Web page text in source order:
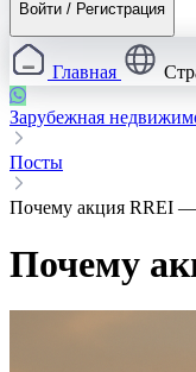
Войти / Регистрация
Главная
Зарубежная
Посты
Почему акция RREI —
Почему